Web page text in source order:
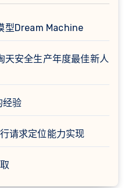
型Dream Machine
天安全生产年度最佳新人
经验
请求定位能力实现